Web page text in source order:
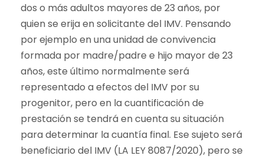
dos o más adultos mayores de 23 años, por
quien se erija en solicitante del IMV. Pensando
por ejemplo en una unidad de convivencia
formada por madre/padre e hijo mayor de 23
años, este último normalmente será
representado a efectos del IMV por su
progenitor, pero en la cuantificación de
prestación se tendrá en cuenta su situación
para determinar la cuantía final. Ese sujeto será
beneficiario del IMV (LA LEY 8087/2020), pero se